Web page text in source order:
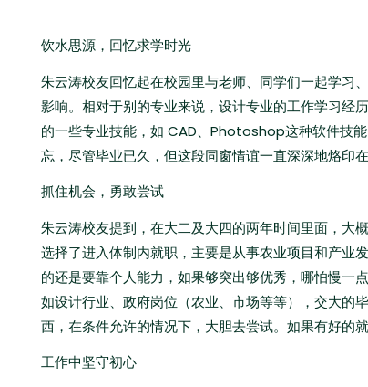
饮水思源，回忆求学时光
朱云涛校友回忆起在校园里与老师、同学们一起学习
影响。相对于别的专业来说，设计专业的工作学习经
的一些专业技能，如 CAD、Photoshop这种软件技
忘，尽管毕业已久，但这段同窗情谊一直深深地烙印
抓住机会，勇敢尝试
朱云涛校友提到，在大二及大四的两年时间里面，大
选择了进入体制内就职，主要是从事农业项目和产业
的还是要靠个人能力，如果够突出够优秀，哪怕慢一
如设计行业、政府岗位（农业、市场等等），交大的
西，在条件允许的情况下，大胆去尝试。如果有好的
工作中坚守初心